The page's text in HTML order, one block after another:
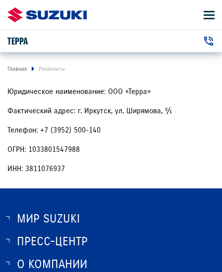
ТЕРРА
г. Иркутск, Ширямова улица, 2/1
АВТОМОБИЛИ
ВЛАДЕЛЬЦАМ
О КОМПАНИИ
НОВОСТИ
Главная Реквизиты
Юридическое наименование: ООО «Терра»
Фактический адрес: г. Иркутск, ул. Ширямова, 2⁄1
Телефон: +7 (3952) 500-140
ОГРН: 1033801547988
ИНН: 3811076937
МИР SUZUKI
О SUZUKI
ПРЕСС-ЦЕНТР
НОВОСТИ
О КОМПАНИИ